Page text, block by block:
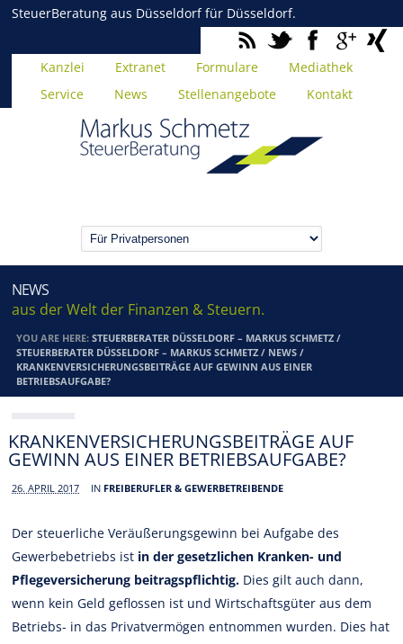
SteuerBeratung aus Düsseldorf für Düsseldorf.
Kanzlei Extranet Formulare
Mediathek
Service
News Stellenangebote Kontakt
NEWS
aus der Welt der Finanzen & Steuern.
YOU ARE HERE:STEUERBERATER DÜSSELDORF – MARKUS SCHMETZ /
STEUERBERATER DÜSSELDORF – MARKUS SCHMETZ / NEWS /
KRANKENVERSICHERUNGSBEITRÄGE AUF GEWINN AUS EINER
BETRIEBSAUFGABE?
KRANKENVERSICHERUNGSBEITRÄGE AUF
GEWINN AUS EINER BETRIEBSAUFGABE?
26. APRIL 2017 IN FREIBERUFLER & GEWERBETREIBENDE
Der steuerliche Veräußerungsgewinn bei Aufgabe des
Gewerbebetriebs ist in der gesetzlichen Kranken- und
Pflegeversicherung beitragspflichtig. Dies gilt auch dann,
wenn kein Geld geflossen ist und Wirtschaftsgüter aus dem
Betriebs- in das Privatvermögen entnommen wurden. Dies hat